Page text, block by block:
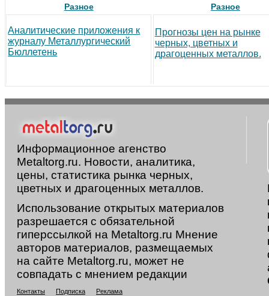
Разное
Аналитические приложения к
журналу Металлургический
Бюллетень
Разное
Прогнозы цен на рынке
черных, цветных и
драгоценных металлов.
Информационное агенство
Metaltorg.ru. Новости, аналитика,
цены, статистика рынка черных,
цветных и драгоценных металлов.
Использование открытых материалов
разрешается с обязательной
гиперссылкой на Metaltorg.ru Мнение
авторов материалов, размещаемых
на сайте Metaltorg.ru, может не
совпадать с мнением редакции
Контакты Подписка Реклама